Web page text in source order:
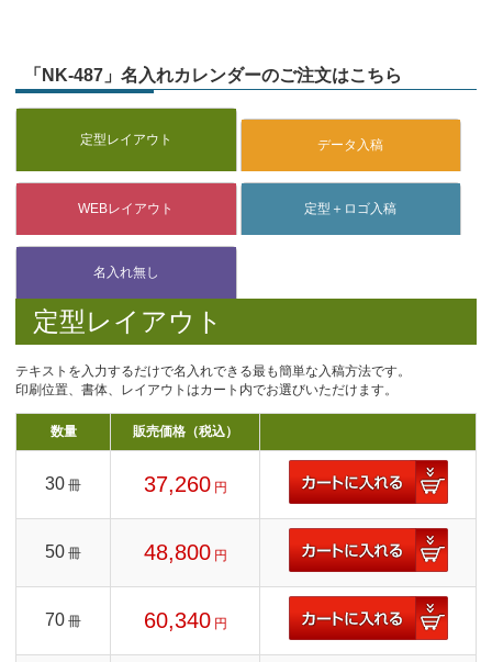
「NK-487」名入れカレンダーのご注文はこちら
定型レイアウト
テキストを入力するだけで名入れできる最も簡単な入稿方法です。
印刷位置、書体、レイアウトはカート内でお選びいただけます。
数量 販売価格（税込）
30 冊 37,260 円
50 冊 48,800 円
70 冊 60,340 円